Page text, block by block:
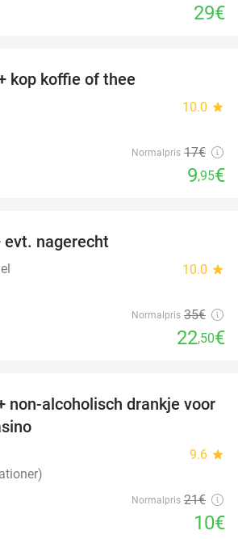
29€
kop koffie of thee
10.0 star
Normalpris 17€
9,95€
evt. nagerecht
10.0 star
Normalpris 35€
22,50€
52%
non-alcoholisch drankje voor
9.6 star
Normalpris 21€
10€